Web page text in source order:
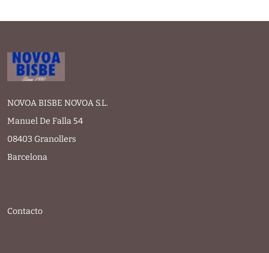
NOVOA BISBE NOVOA S.L.
Manuel De Falla 54
08403 Granollers
Barcelona
Contacto